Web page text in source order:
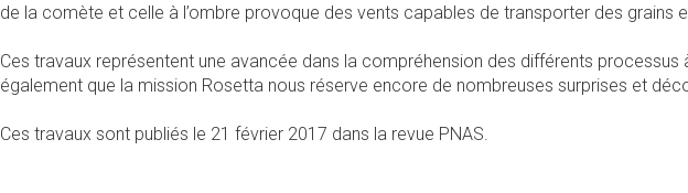
de la comète et celle à l’ombre provoque des vents capables de transporter des grains
Ces travaux représentent une avancée dans la compréhension des différents
également que la mission Rosetta nous réserve encore de nombreuses surprises et
Ces travaux sont publiés le 21 février 2017 dans la revue PNAS.